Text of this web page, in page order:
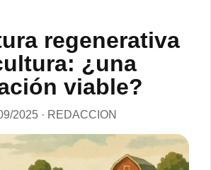
regenerativa
¿una
viable?
2025 · REDACCION